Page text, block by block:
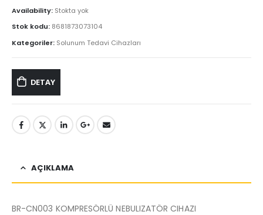
Availability: Stokta yok
Stok kodu: 8681873073104
Kategoriler: Solunum Tedavi Cihazları
DETAY
AÇIKLAMA
BR-CN003 KOMPRESÖRLÜ NEBULIZATÖR CIHAZI